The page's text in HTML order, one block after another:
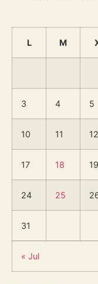
L M
3 4 5
10 11 12
17 18 19
24 25
31
« Jul